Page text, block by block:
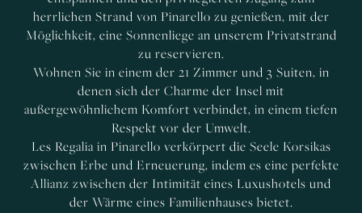
herrlichen Strand von Pinarello zu genießen, mit der
Möglichkeit, eine Sonnenliege an unserem Privatstrand
zu reservieren.
Wohnen Sie in einem der 21 Zimmer und 3 Suiten, in
denen sich der Charme der Insel mit
außergewöhnlichem Komfort verbindet, in einem tiefen
Respekt vor der Umwelt.
Les Regalia in Pinarello verkörpert die Seele Korsikas
zwischen Erbe und Erneuerung, indem es eine perfekte
Allianz zwischen der Intimität eines Luxushotels und
der Wärme eines Familienhauses bietet.